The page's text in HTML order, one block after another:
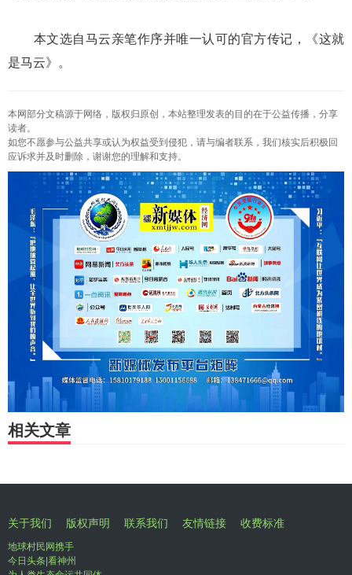
本文选自马云亲笔作序并唯一认可的官方传记，《这就
是马云》。
本网部分文稿源于网络，版权归原创，本站整理发表的目的在于公益传播，分享
读者。
如您不愿参与公益共享或认为权益受到侵犯，请与编者联系，我们核实后积极回
应诉求并及时删除，谢谢您的理解和支持。
相关文章
关于我们 版权声明 联系我们 友情链接 收费标准
地球村民网携手
今日头条|看神州